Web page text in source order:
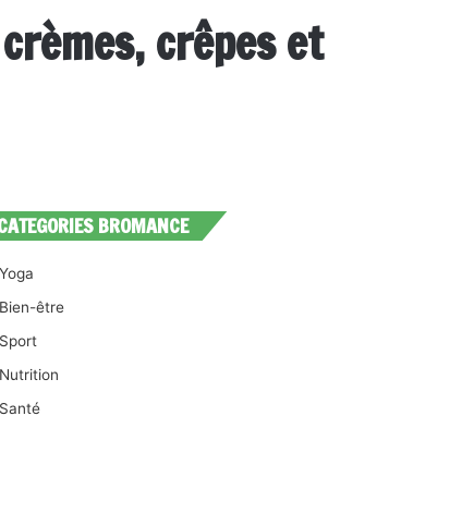
crêpes et
BROMANCE
Yoga
Bien-être
Sport
Nutrition
Santé